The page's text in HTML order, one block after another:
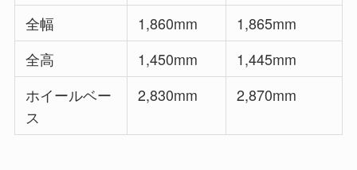
全幅 1,860mm
1,865mm
全高
1,450mm
1,445mm
ホイールベー
ス
2,830mm 2,870mm